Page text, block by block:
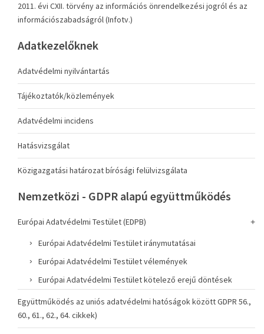
2011. évi CXII. törvény az információs önrendelkezési jogról és az
információszabadságról (Infotv.)
Adatkezelőknek
Adatvédelmi nyilvántartás
Tájékoztatók/közlemények
Adatvédelmi incidens
Hatásvizsgálat
Közigazgatási határozat bírósági felülvizsgálata
Nemzetközi - GDPR alapú együttműködés
Európai Adatvédelmi Testület (EDPB)
Európai Adatvédelmi Testület iránymutatásai
Európai Adatvédelmi Testület vélemények
Európai Adatvédelmi Testület kötelező erejű döntések
Együttműködés az uniós adatvédelmi hatóságok között GDPR 56.,
60., 61., 62., 64. cikkek)